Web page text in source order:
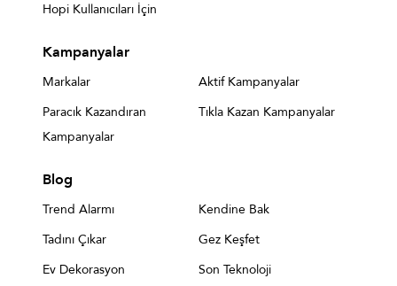
Hopi Kullanıcıları İçin
Kampanyalar
Markalar
Aktif Kampanyalar
Paracık Kazandıran
Kampanyalar
Tıkla Kazan Kampanyalar
Blog
Trend Alarmı
Kendine Bak
Tadını Çıkar
Gez Keşfet
Ev Dekorasyon
Son Teknoloji